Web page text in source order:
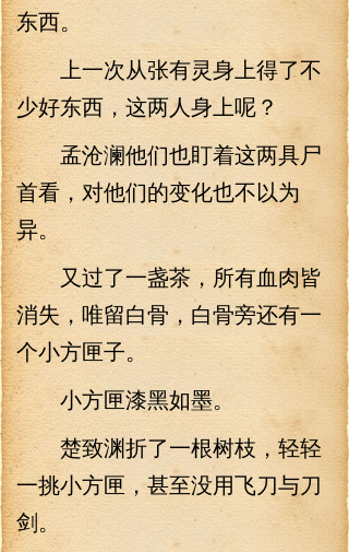
东西。
上一次从张有灵身上得了不
少好东西，这两人身上呢？
孟沧澜他们也盯着这两具尸
首看，对他们的变化也不以为
异。
又过了一盏茶，所有血肉皆
消失，唯留白骨，白骨旁还有一
个小方匣子。
小方匣漆黑如墨。
楚致渊折了一根树枝，轻轻
一挑小方匣，甚至没用飞刀与刀
剑。